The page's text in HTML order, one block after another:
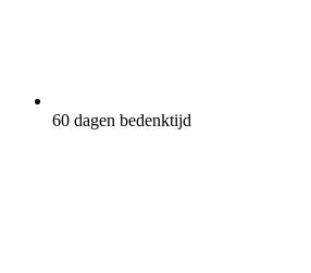
60 dagen bedenktijd